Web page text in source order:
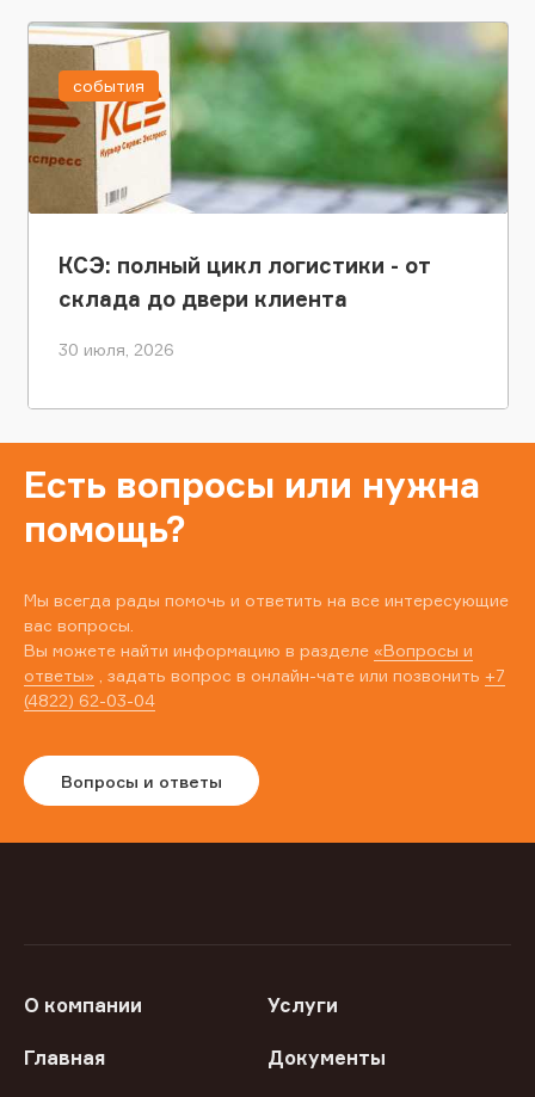
КСЭ: полный цикл логистики - от
склада до двери клиента
30 июля, 2026
события
Есть вопросы или нужна
помощь?
Мы всегда рады помочь и ответить на все интересующие
вас вопросы.
Вы можете найти информацию в разделе «Вопросы и
ответы» , задать вопрос в онлайн-чате или позвонить +7
(4822) 62-03-04
Вопросы и ответы
О компании Услуги
Главная Документы